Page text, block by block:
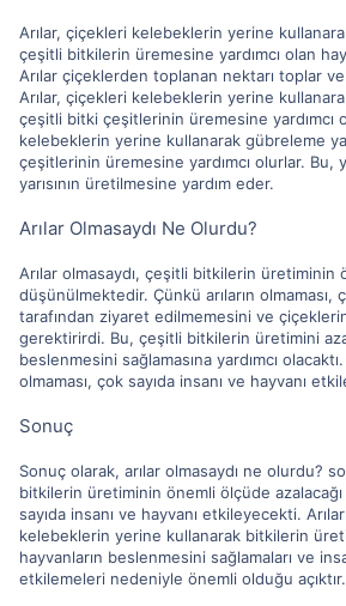
Arılar, çiçekleri kelebeklerin yerine
çeşitli bitkilerin üremesine yardımcı olan
Arılar çiçeklerden toplanan nektarı toplar ve
Arılar, çiçekleri kelebeklerin yerine
çeşitli bitki çeşitlerinin üremesine yardımcı
kelebeklerin yerine kullanarak gübreleme
çeşitlerinin üremesine yardımcı olurlar. Bu,
yarısının üretilmesine yardım eder.
Arılar Olmasaydı Ne Olurdu?
Arılar olmasaydı, çeşitli bitkilerin üretiminin
düşünülmektedir. Çünkü arıların
tarafından ziyaret edilmemesini ve
gerektirirdi. Bu, çeşitli bitkilerin üretimini
beslenmesini sağlamasına yardımcı olacaktı.
olmaması, çok sayıda insanı ve hayvanı
Sonuç
Sonuç olarak, arılar olmasaydı ne olurdu?
bitkilerin üretiminin önemli ölçüde
sayıda insanı ve hayvanı etkileyecekti.
kelebeklerin yerine kullanarak bitkilerin
hayvanların beslenmesini sağlamaları ve
etkilemeleri nedeniyle önemli olduğu açıktır.